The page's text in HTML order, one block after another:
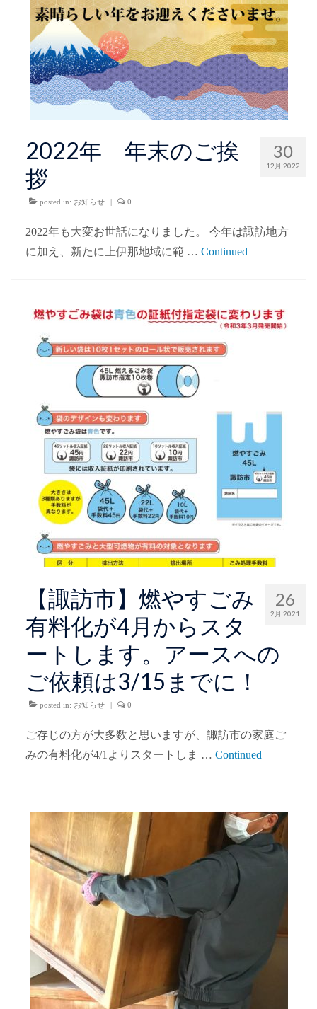
30
12月 2022
2022年 年末のご挨
拶
posted in: お知らせ | 0
2022年も大変お世話になりました。 今年は諏訪地方
に加え、新たに上伊那地域に範 … Continued
26
2月 2021
【諏訪市】燃やすごみ
有料化が4月からスタ
ートします。アースへの
ご依頼は3/15までに！
posted in: お知らせ | 0
ご存じの方が大多数と思いますが、諏訪市の家庭ご
みの有料化が4/1よりスタートしま … Continued